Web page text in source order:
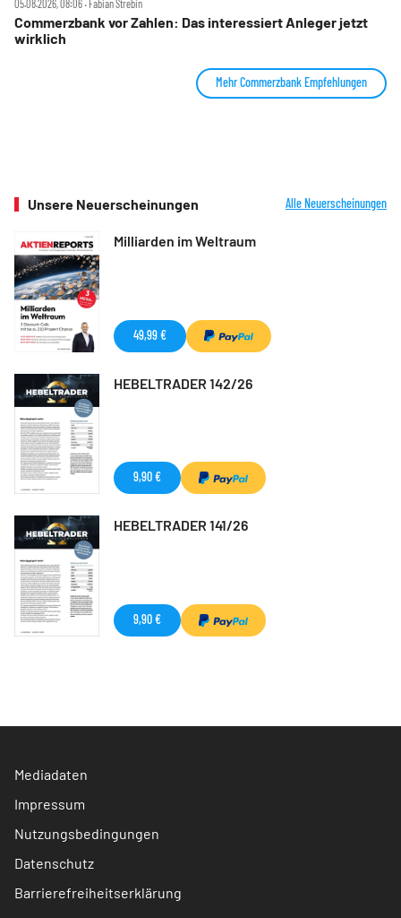
05.08.2026, 08:06 ‧ Fabian Strebin
Commerzbank vor Zahlen: Das interessiert Anleger jetzt
wirklich
Mehr Commerzbank Empfehlungen
Unsere Neuerscheinungen Alle Neuerscheinungen
Milliarden im Weltraum
49,99 €
HEBELTRADER 142/26
9,90 €
HEBELTRADER 141/26
9,90 €
Mediadaten
Impressum
Nutzungsbedingungen
Datenschutz
Barrierefreiheitserklärung